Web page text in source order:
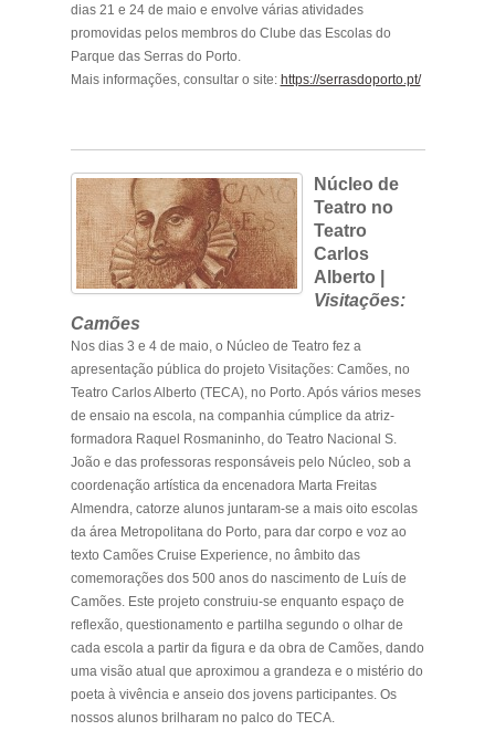
dias 21 e 24 de maio e envolve várias atividades
promovidas pelos membros do Clube das Escolas do
Parque das Serras do Porto.
Mais informações, consultar o site: https://serrasdoporto.pt/
Núcleo de
Teatro no
Teatro
Carlos
Alberto |
Visitações:
Camões
Nos dias 3 e 4 de maio, o Núcleo de Teatro fez a
apresentação pública do projeto Visitações: Camões, no
Teatro Carlos Alberto (TECA), no Porto. Após vários meses
de ensaio na escola, na companhia cúmplice da atriz-
formadora Raquel Rosmaninho, do Teatro Nacional S.
João e das professoras responsáveis pelo Núcleo, sob a
coordenação artística da encenadora Marta Freitas
Almendra, catorze alunos juntaram-se a mais oito escolas
da área Metropolitana do Porto, para dar corpo e voz ao
texto Camões Cruise Experience, no âmbito das
comemorações dos 500 anos do nascimento de Luís de
Camões. Este projeto construiu-se enquanto espaço de
reflexão, questionamento e partilha segundo o olhar de
cada escola a partir da figura e da obra de Camões, dando
uma visão atual que aproximou a grandeza e o mistério do
poeta à vivência e anseio dos jovens participantes. Os
nossos alunos brilharam no palco do TECA.